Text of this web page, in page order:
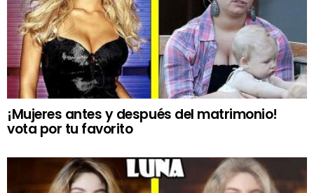
¡Mujeres antes y después del matrimonio!
vota por tu favorito